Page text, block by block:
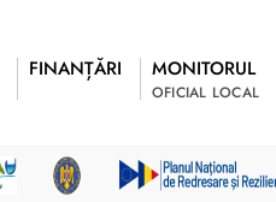
FINANȚĂRI MONITORUL
OFICIAL LOCAL